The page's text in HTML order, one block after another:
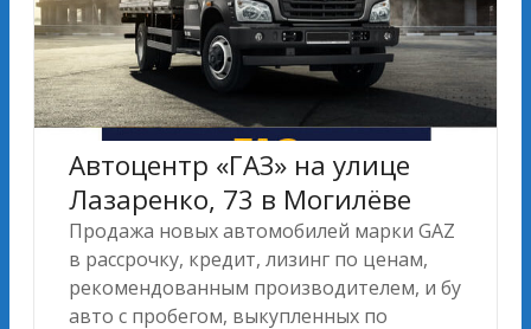
Автоцентр «ГАЗ» на улице
Лазаренко, 73 в Могилёве
Продажа новых автомобилей марки GAZ
в рассрочку, кредит, лизинг по ценам,
рекомендованным производителем, и бу
авто с пробегом, выкупленных по